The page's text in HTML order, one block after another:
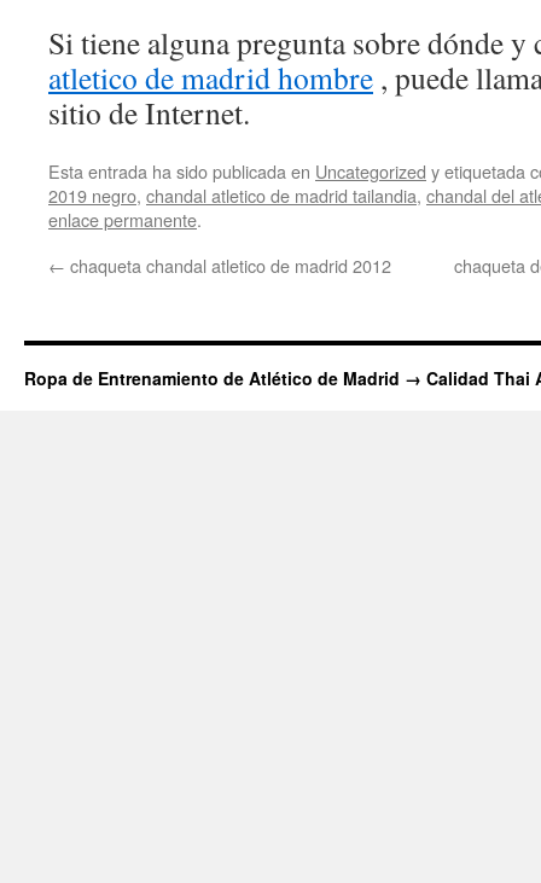
Si tiene alguna pregunta sobre dónde
atletico de madrid hombre , puede
sitio de Internet.
Esta entrada ha sido publicada en Uncategorized y etiquetada
2019 negro, chandal atletico de madrid tailandia, chandal del
enlace permanente.
← chaqueta chandal atletico de madrid 2012 chaqueta
Ropa de Entrenamiento de Atlético de Madrid → Calidad Thai